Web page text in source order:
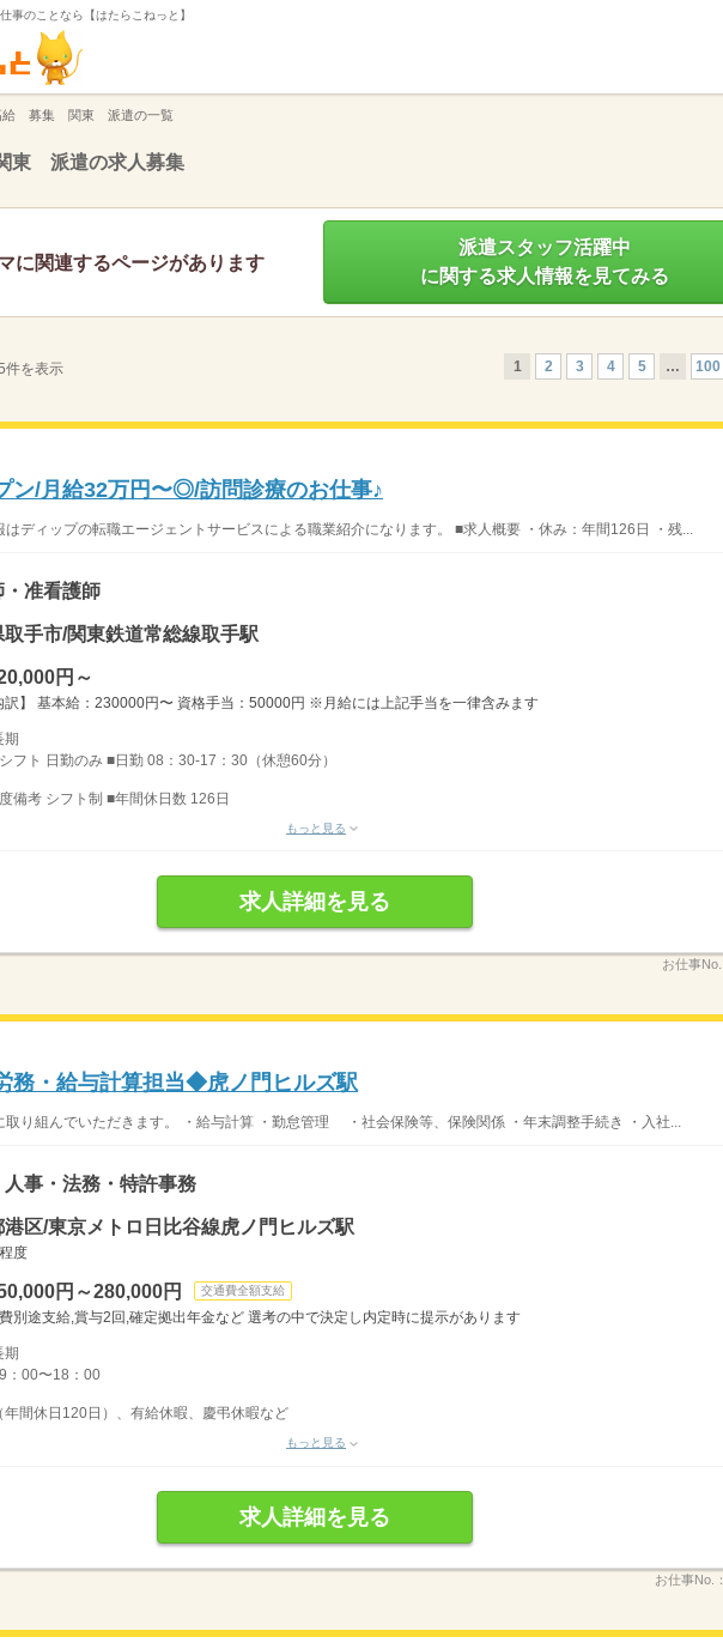
事のことなら【はたらこねっと】
給 募集 関東 派遣の一覧
派遣の求人募集
に関連するページがあります
派遣スタッフ活躍中
に関する求人情報を見てみる
件を表示 1 2 3 4 5 … 100
ン/月給32万円〜◎/訪問診療のお仕事♪
ディップの転職エージェントサービスによる職業紹介になります。 ■求人概要 ・休み：年間126日 ・残...
・准看護師
取手市/関東鉄道常総線取手駅
円～
訳】 基本給：230000円〜 資格手当：50000円 ※月給には上記手当を一律含みます
長期
フト 日勤のみ ■日勤 08：30-17：30（休憩60分）
備考 シフト制 ■年間休日数 126日
もっと見る
求人詳細を見る
お仕事No.
務・給与計算担当◆虎ノ門ヒルズ駅
取り組んでいただきます。 ・給与計算 ・勤怠管理 ・社会保険等、保険関係 ・年末調整手続き ・入社...
人事・法務・特許事務
港区/東京メトロ日比谷線虎ノ門ヒルズ駅
度
円～280,000円 交通費全額支給
別途支給,賞与2回,確定拠出年金など 選考の中で決定し内定時に提示があります
長期
：00〜18：00
年間休日120日）、有給休暇、慶弔休暇など
もっと見る
求人詳細を見る
お仕事No.：